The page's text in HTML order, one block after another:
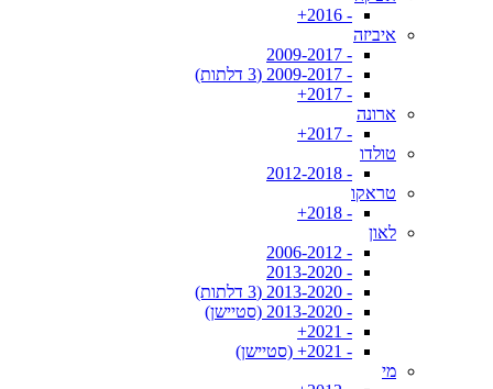
- 2016+
איביזה
- 2009-2017
- 2009-2017 (3 דלתות)
- 2017+
ארונה
- 2017+
טולדו
- 2012-2018
טראקו
- 2018+
לאון
- 2006-2012
- 2013-2020
- 2013-2020 (3 דלתות)
- 2013-2020 (סטיישן)
- 2021+
- 2021+ (סטיישן)
מי